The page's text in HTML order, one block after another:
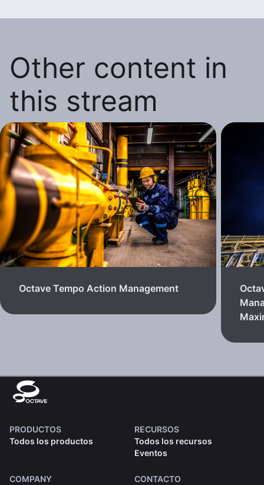
Other content in
this stream
Octave Tempo Action Management
PRODUCTOS
Todos los productos
RECURSOS
Todos los recursos
Eventos
COMPANY CONTACTO